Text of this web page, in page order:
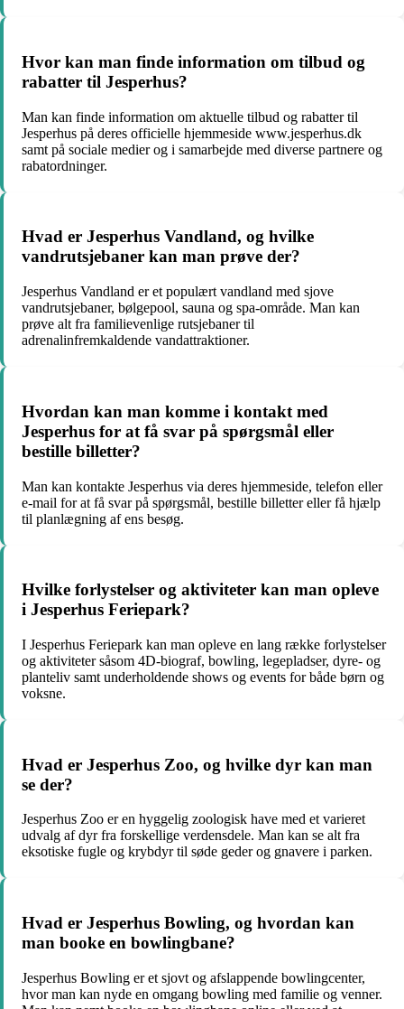
Hvor kan man finde information om tilbud og
rabatter til Jesperhus?
Man kan finde information om aktuelle tilbud og rabatter til
Jesperhus på deres officielle hjemmeside www.jesperhus.dk
samt på sociale medier og i samarbejde med diverse partnere og
rabatordninger.
Hvad er Jesperhus Vandland, og hvilke
vandrutsjebaner kan man prøve der?
Jesperhus Vandland er et populært vandland med sjove
vandrutsjebaner, bølgepool, sauna og spa-område. Man kan
prøve alt fra familievenlige rutsjebaner til
adrenalinfremkaldende vandattraktioner.
Hvordan kan man komme i kontakt med
Jesperhus for at få svar på spørgsmål eller
bestille billetter?
Man kan kontakte Jesperhus via deres hjemmeside, telefon eller
e-mail for at få svar på spørgsmål, bestille billetter eller få hjælp
til planlægning af ens besøg.
Hvilke forlystelser og aktiviteter kan man opleve
i Jesperhus Feriepark?
I Jesperhus Feriepark kan man opleve en lang række forlystelser
og aktiviteter såsom 4D-biograf, bowling, legepladser, dyre- og
planteliv samt underholdende shows og events for både børn og
voksne.
Hvad er Jesperhus Zoo, og hvilke dyr kan man
se der?
Jesperhus Zoo er en hyggelig zoologisk have med et varieret
udvalg af dyr fra forskellige verdensdele. Man kan se alt fra
eksotiske fugle og krybdyr til søde geder og gnavere i parken.
Hvad er Jesperhus Bowling, og hvordan kan
man booke en bowlingbane?
Jesperhus Bowling er et sjovt og afslappende bowlingcenter,
hvor man kan nyde en omgang bowling med familie og venner.